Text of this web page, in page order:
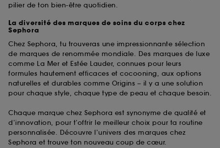
pilier de ton bien-être quotidien.
La diversité des marques de soins du corps chez
Sephora
Chez Sephora, tu trouveras une impressionnante sélection
de marques de renommée mondiale. Des marques de luxe
comme La Mer et Estée Lauder, connues pour leurs
formules hautement efficaces et cocooning, aux options
naturelles et durables comme Origins – il y a une solution
pour chaque style, chaque type de peau et chaque besoin.
Chaque marque chez Sephora est synonyme de qualité et
d’innovation, pour t’offrir le meilleur choix pour ta routine
personnalisée. Découvre l’univers des marques chez
Sephora et trouve ton nouveau coup de cœur.